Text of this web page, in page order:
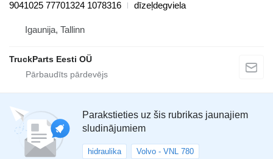
9041025 77701324 1078316
dīzeļdegviela
Igaunija, Tallinn
TruckParts Eesti OÜ
Parakstieties uz šis rubrikas jaunajiem
sludinājumiem
hidraulika Volvo - VNL 780